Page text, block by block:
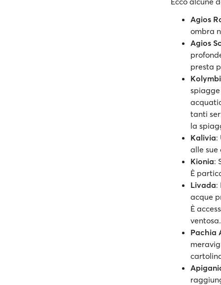
Agios
ombra
Agios
presta
tanti
la
Kalivia:
alle sue
Kionia:
È
Livada:
acque
È
ventosa.
Pachia